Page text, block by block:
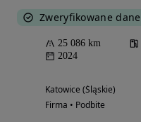
Zweryfikowane dane
25 086 km
2024
Katowice (Śląskie)
Firma • Podbite